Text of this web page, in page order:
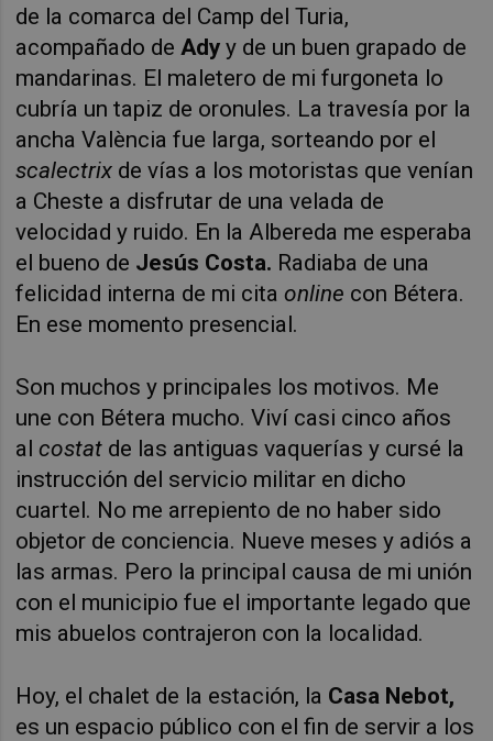
de la comarca del Camp del Turia,
acompañado de Ady y de un buen grapado de
mandarinas. El maletero de mi furgoneta lo
cubría un tapiz de oronules. La travesía por la
ancha València fue larga, sorteando por el
scalectrix de vías a los motoristas que venían
a Cheste a disfrutar de una velada de
velocidad y ruido. En la Albereda me esperaba
el bueno de Jesús Costa. Radiaba de una
felicidad interna de mi citaonline con Bétera.
En ese momento presencial.
Son muchos y principales los motivos. Me
une con Bétera mucho. Viví casi cinco años
al costat de las antiguas vaquerías y cursé la
instrucción del servicio militar en dicho
cuartel. No me arrepiento de no haber sido
objetor de conciencia. Nueve meses y adiós a
las armas. Pero la principal causa de mi unión
con el municipio fue el importante legado que
mis abuelos contrajeron con la localidad.
Hoy, el chalet de la estación, la Casa Nebot,
es un espacio público con el fin de servir a los